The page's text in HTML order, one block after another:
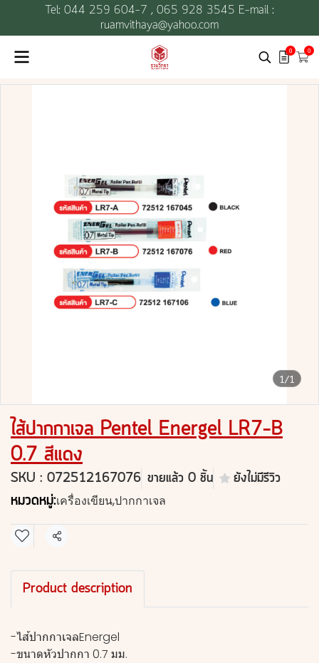
Tel: 044 259 604-7 , 065 928 3545 E-mail :
ruamvithaya@yahoo.com
0 0
1/1
ไส้ปากกาเจล Pentel Energel LR7-B
0.7 สีแดง
SKU : 072512167076 ขายแล้ว 0 ชิ้น ยังไม่มีรีวิว
หมวดหมู่:เครื่องเขียน,ปากกาเจล
แชร์
Product description
-ไส้ปากกาเจลEnergel
-ขนาดหัวปากกา 0.7 มม.